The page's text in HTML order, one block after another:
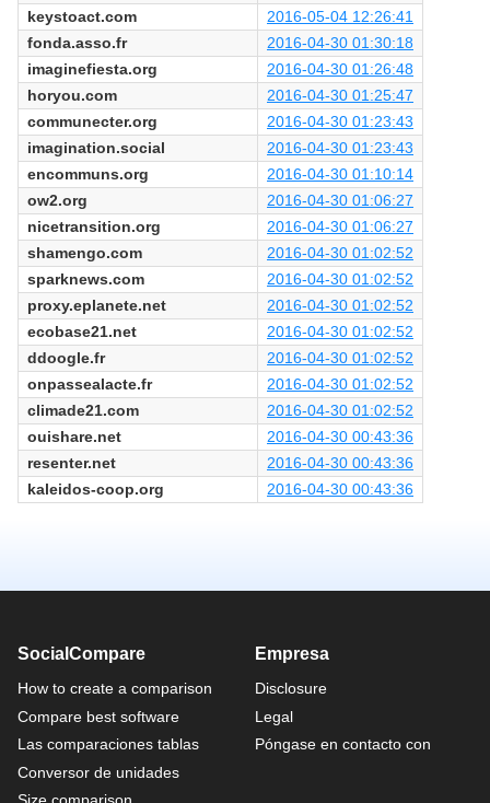
keystoact.com
2016-05-04 12:26:41
fonda.asso.fr
2016-04-30 01:30:18
imaginefiesta.org
2016-04-30 01:26:48
horyou.com
2016-04-30 01:25:47
communecter.org
2016-04-30 01:23:43
imagination.social
2016-04-30 01:23:43
encommuns.org
2016-04-30 01:10:14
ow2.org
2016-04-30 01:06:27
nicetransition.org
2016-04-30 01:06:27
shamengo.com
2016-04-30 01:02:52
sparknews.com
2016-04-30 01:02:52
proxy.eplanete.net
2016-04-30 01:02:52
ecobase21.net
2016-04-30 01:02:52
ddoogle.fr
2016-04-30 01:02:52
onpassealacte.fr
2016-04-30 01:02:52
climade21.com
2016-04-30 01:02:52
ouishare.net
2016-04-30 00:43:36
resenter.net
2016-04-30 00:43:36
kaleidos-coop.org
2016-04-30 00:43:36
SocialCompare
How to create a comparison
Compare best software
Las comparaciones tablas
Conversor de unidades
Empresa
Disclosure
Legal
Póngase en contacto con